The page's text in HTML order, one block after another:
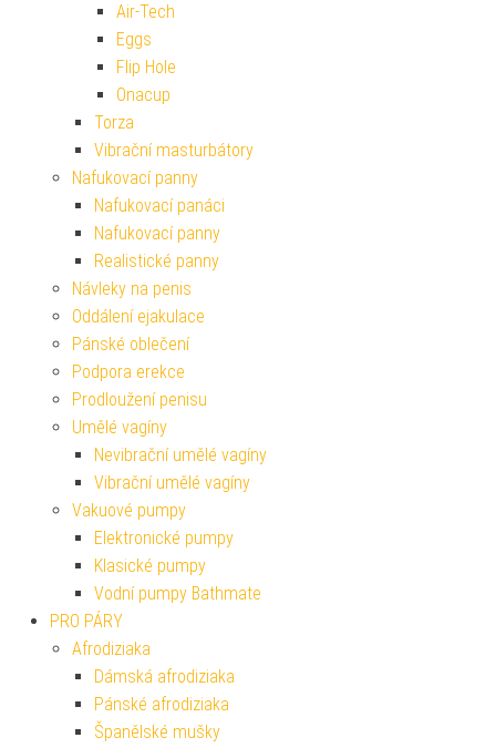
Air-Tech
Eggs
Flip Hole
Onacup
Torza
Vibrační masturbátory
Nafukovací panny
Nafukovací panáci
Nafukovací panny
Realistické panny
Návleky na penis
Oddálení ejakulace
Pánské oblečení
Podpora erekce
Prodloužení penisu
Umělé vagíny
Nevibrační umělé vagíny
Vibrační umělé vagíny
Vakuové pumpy
Elektronické pumpy
Klasické pumpy
Vodní pumpy Bathmate
PRO PÁRY
Afrodiziaka
Dámská afrodiziaka
Pánské afrodiziaka
Španělské mušky